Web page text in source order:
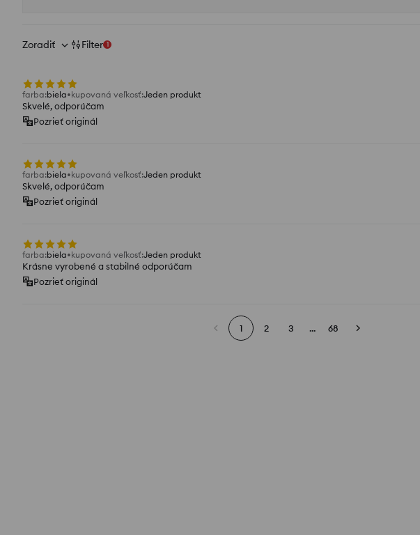
Zoradiť Filter 1
farba:biela kupovaná veľkosť:Jeden produkt
Skvelé, odporúčam
Pozrieť originál
farba:biela kupovaná veľkosť:Jeden produkt
Skvelé, odporúčam
Pozrieť originál
farba:biela kupovaná veľkosť:Jeden produkt
Krásne vyrobené a stabilné odporúčam
Pozrieť originál
1 2 3 ... 68